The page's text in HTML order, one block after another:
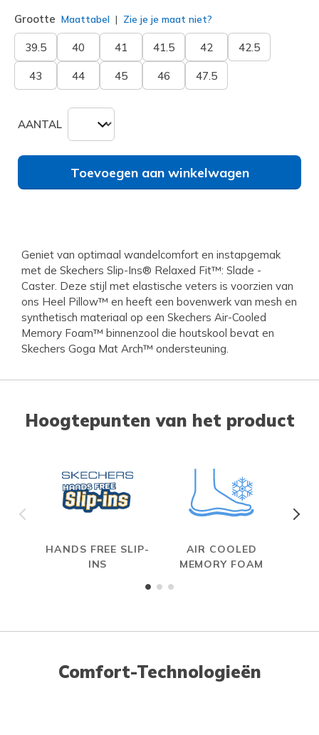
Grootte Maattabel Zie je je maat niet?
39.5 40 41 41.5 42 42.5
43 44 45 46 47.5
AANTAL
Toevoegen aan winkelwagen
Geniet van optimaal wandelcomfort en instapgemak
met de Skechers Slip-Ins® Relaxed Fit™: Slade -
Caster. Deze stijl met elastische veters is voorzien van
ons Heel Pillow™ en heeft een bovenwerk van mesh en
synthetisch materiaal op een Skechers Air-Cooled
Memory Foam™ binnenzool die houtskool bevat en
Skechers Goga Mat Arch™ ondersteuning.
Hoogtepunten van het product
HANDS FREE SLIP-
INS
AIR COOLED
MEMORY FOAM
Comfort-Technologieën